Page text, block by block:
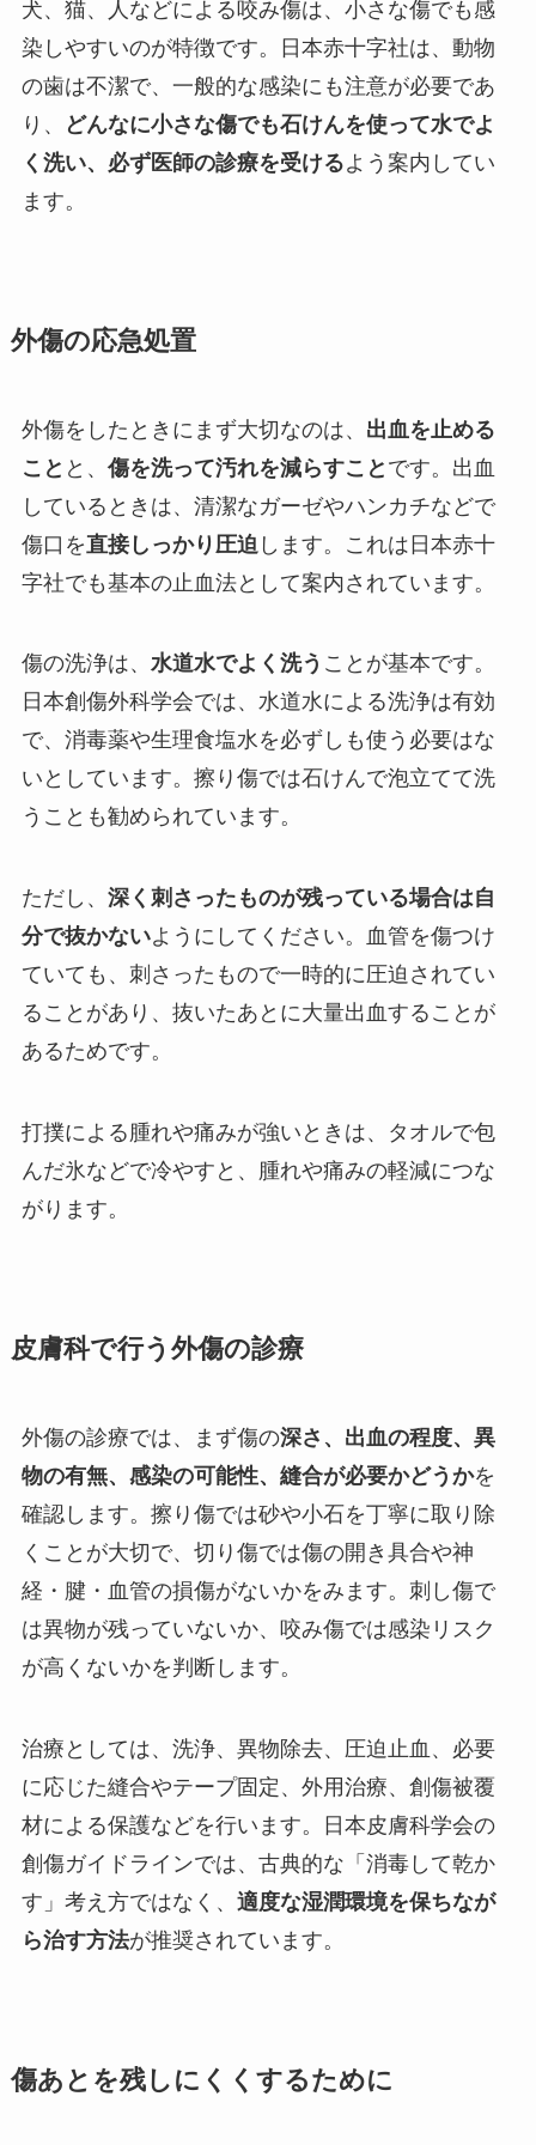
犬、猫、人などによる咬み傷は、小さな傷でも感
染しやすいのが特徴です。日本赤十字社は、動物
の歯は不潔で、一般的な感染にも注意が必要であ
り、
どんなに小さな傷でも石けんを使って水でよ
く洗い、必ず医師の診療を受けるよう案内してい
ます。
外傷の応急処置
外傷をしたときにまず大切なのは、 出血を止める
こと と、 傷を洗って汚れを減らすこと です。出血
しているときは、清潔なガーゼやハンカチなどで
傷口を直接しっかり圧迫 します。これは日本赤十
字社でも基本の止血法として案内されています。
傷の洗浄は、 水道水でよく洗う ことが基本です。
日本創傷外科学会では、水道水による洗浄は有効
で、消毒薬や生理食塩水を必ずしも使う必要はな
いとしています。擦り傷では石けんで泡立てて洗
うことも勧められています。
ただし、 深く刺さったものが残っている場合は自
分で抜かないようにしてください。血管を傷つけ
ていても、刺さったもので一時的に圧迫されてい
ることがあり、抜いたあとに大量出血することが
あるためです。
打撲による腫れや痛みが強いときは、タオルで包
んだ氷などで冷やすと、腫れや痛みの軽減につな
がります。
皮膚科で行う外傷の診療
外傷の診療では、まず傷の深さ、出血の程度、異
物の有無、感染の可能性、縫合が必要かどうかを
確認します。擦り傷では砂や小石を丁寧に取り除
くことが大切で、切り傷では傷の開き具合や神
経・腱・血管の損傷がないかをみます。刺し傷で
は異物が残っていないか、咬み傷では感染リスク
が高くないかを判断します。
治療としては、洗浄、異物除去、圧迫止血、必要
に応じた縫合やテープ固定、外用治療、創傷被覆
材による保護などを行います。日本皮膚科学会の
創傷ガイドラインでは、古典的な「消毒して乾か
す」考え方ではなく、 適度な湿潤環境を保ちなが
ら治す方法が推奨されています。
傷あとを残しにくくするために